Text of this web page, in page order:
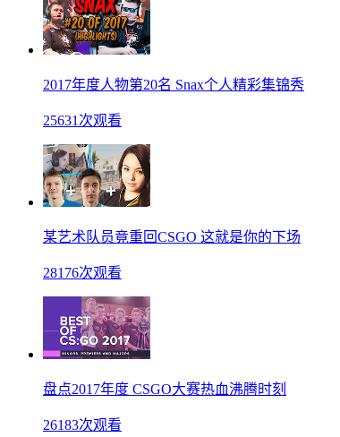
2017年度人物第20名 Snax个人精彩集锦秀
25631次观看
某艺术队员竟重回CSGO 这就是你的下场
28176次观看
盘点2017年度 CSGO大赛热血沸腾时刻
26183次观看